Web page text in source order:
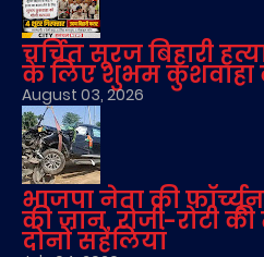
चर्चित सूरज बिहारी
के लिए शुभम कुशवाहा
August 03, 2026
भाजपा नेता की
की जान, रोजी-रोटी
दोनों सहेलियां